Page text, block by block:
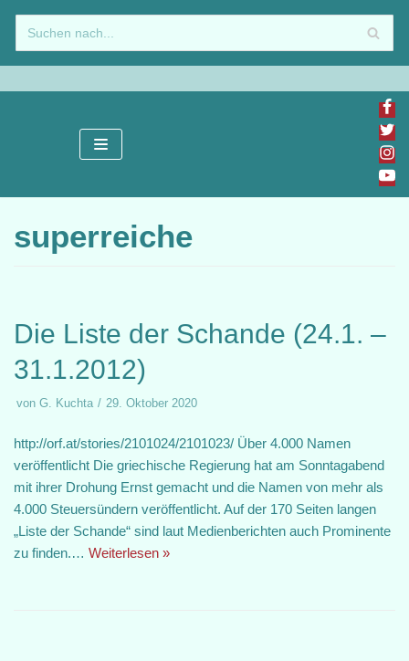
Zum
Inhalt
springen
superreiche
Die Liste der Schande (24.1. –
31.1.2012)
von G. Kuchta 29. Oktober 2020
http://orf.at/stories/2101024/2101023/ Über 4.000 Namen
veröffentlicht Die griechische Regierung hat am Sonntagabend
mit ihrer Drohung Ernst gemacht und die Namen von mehr als
4.000 Steuersündern veröffentlicht. Auf der 170 Seiten langen
„Liste der Schande“ sind laut Medienberichten auch Prominente
zu finden.… Weiterlesen »